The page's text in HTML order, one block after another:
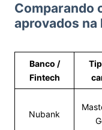
Comparando
aprovados
Banco /
Fintech
Nubank